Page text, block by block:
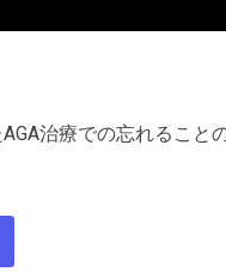
治療での忘れること